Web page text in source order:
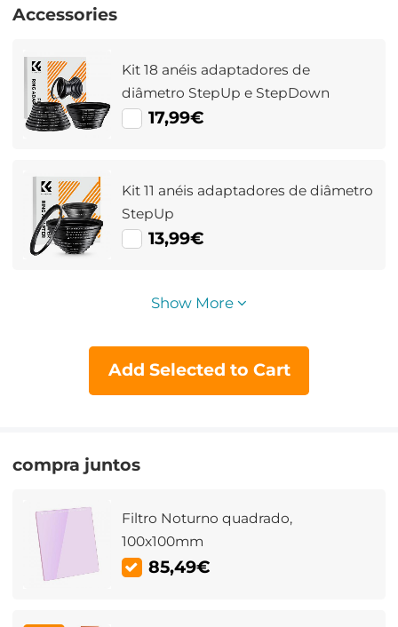
Accessories
Kit 18 anéis adaptadores de
diâmetro StepUp e StepDown
17,99€
Kit 11 anéis adaptadores de diâmetro
StepUp
13,99€
Show More
Add Selected to Cart
compra juntos
Filtro Noturno quadrado,
100x100mm
85,49€